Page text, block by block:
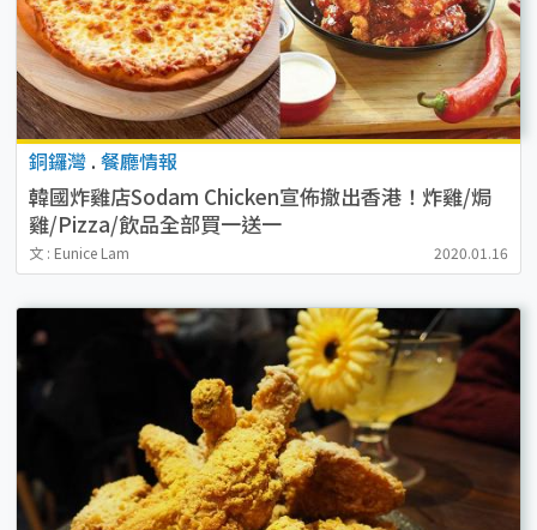
銅鑼灣 . 餐廳情報
韓國炸雞店Sodam Chicken宣佈撤出香港！炸雞/焗
雞/Pizza/飲品全部買一送一
文 : Eunice Lam 2020.01.16